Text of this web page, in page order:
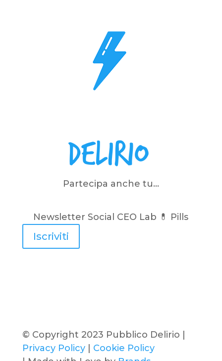
Partecipa anche tu…
Newsletter Social CEO Lab 💊 Pills
Iscriviti
© Copyright 2023 Pubblico Delirio |
Privacy Policy| Cookie Policy